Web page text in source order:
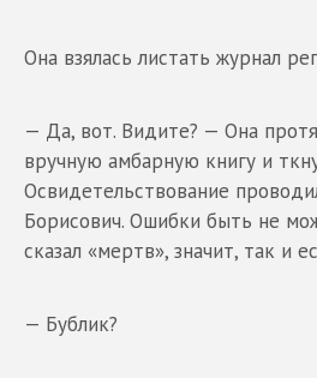
Она взялась листать журнал
— Да, вот. Видите? — Она
вручную амбарную книгу и
Освидетельствование
Борисович. Ошибки быть не
сказал «мертв», значит, так и
— Бублик?